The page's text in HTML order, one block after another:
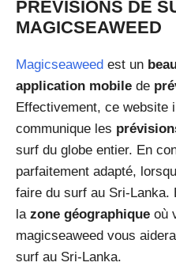
PRÉVISIONS DE
MAGICSEAWEED
Magicseaweed est un
application mobile de
Effectivement, ce website
communique les
surf du globe entier. En
parfaitement adapté,
faire du surf au Sri-Lanka.
la zone géographique où
magicseaweed vous
surf au Sri-Lanka.